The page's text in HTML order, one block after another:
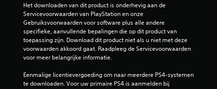
d
e
Het downloaden van dit product is onderhevig aan de
Servicevoorwaarden van PlayStation en onze
Gebruiksvoorwaarden voor software plus alle andere
specifieke, aanvullende bepalingen die op dit product van
toepassing zijn. Download dit product niet als u niet met deze
voorwaarden akkoord gaat. Raadpleeg de Servicevoorwaarden
voor meer belangrijke informatie.
Eenmalige licentievergoeding om naar meerdere PS4-systemen
te downloaden. Voor uw primaire PS4 is aanmelden bij